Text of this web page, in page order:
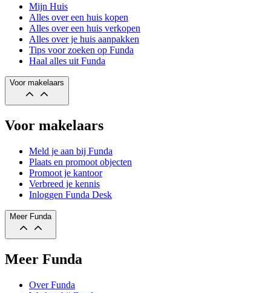
Mijn Huis
Alles over een huis kopen
Alles over een huis verkopen
Alles over je huis aanpakken
Tips voor zoeken op Funda
Haal alles uit Funda
Voor makelaars
Voor makelaars
Meld je aan bij Funda
Plaats en promoot objecten
Promoot je kantoor
Verbreed je kennis
Inloggen Funda Desk
Meer Funda
Meer Funda
Over Funda